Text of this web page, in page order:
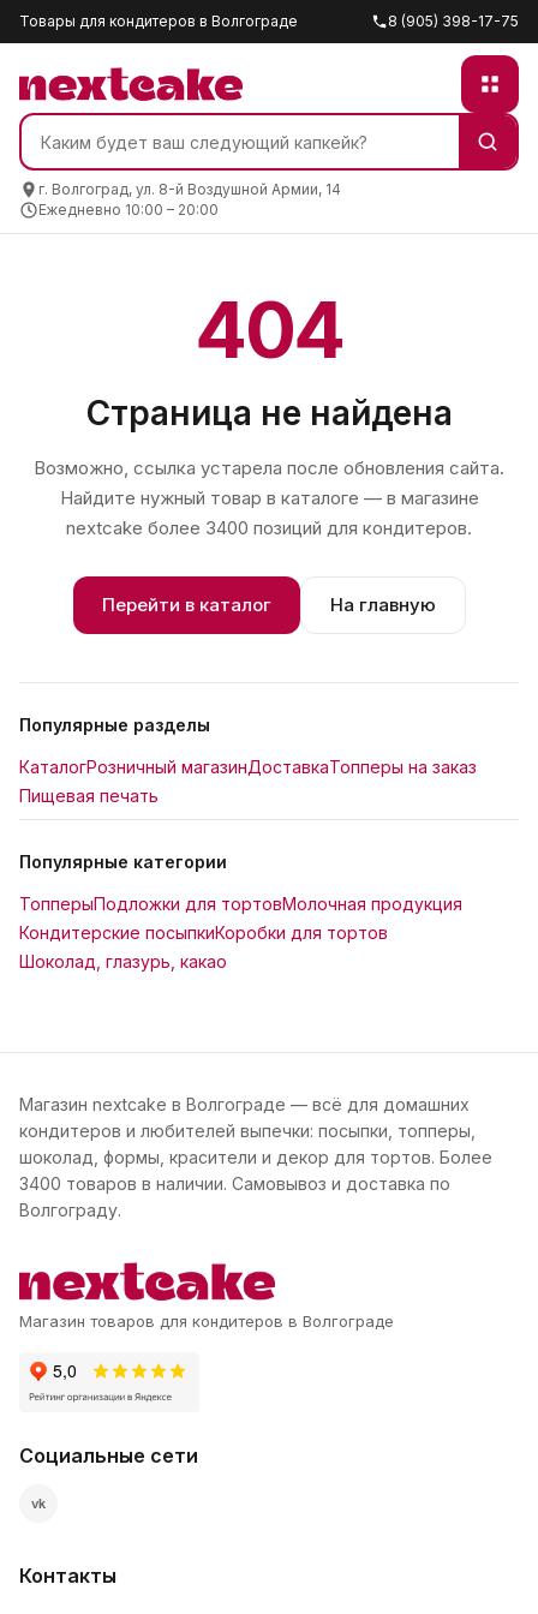
Товары для кондитеров в Волгограде 8 (905) 398-17-75
г. Волгоград, ул. 8-й Воздушной Армии, 14
Ежедневно 10:00 – 20:00
404
Страница не найдена
Возможно, ссылка устарела после обновления сайта.
Найдите нужный товар в каталоге — в магазине
nextcake более 3400 позиций для кондитеров.
Перейти в каталог На главную
Популярные разделы
КаталогРозничный магазинДоставкаТопперы на заказ
Пищевая печать
Популярные категории
ТопперыПодложки для тортовМолочная продукция
Кондитерские посыпкиКоробки для тортов
Шоколад, глазурь, какао
Магазин nextcake в Волгограде — всё для домашних
кондитеров и любителей выпечки: посыпки, топперы,
шоколад, формы, красители и декор для тортов. Более
3400 товаров в наличии. Самовывоз и доставка по
Волгограду.
Магазин товаров для кондитеров в Волгограде
Социальные сети
vk
Контакты